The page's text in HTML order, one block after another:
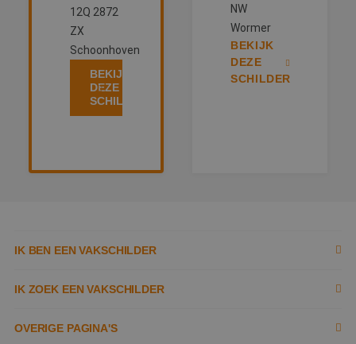
12Q 2872
ZX
Schoonhoven
BEKIJK
DEZE
SCHILDER
NW
Wormer
BEKIJK
DEZE
SCHILDER
IK BEN EEN VAKSCHILDER
Inschrijven als schilder
Documenten
IK ZOEK EEN VAKSCHILDER
Zoek naar schilder
OVERIGE PAGINA'S